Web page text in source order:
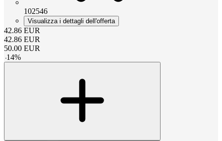
102546
Visualizza i dettagli dell'offerta
42.86 EUR
42.86 EUR
50.00 EUR
-14%